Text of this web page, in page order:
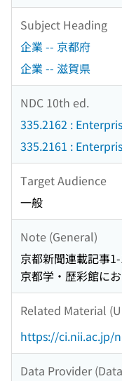
Subject Heading
企業 -- 京都府
企業 -- 滋賀県
NDC 10th ed.
335.2162 :
335.2161 :
Target Audience
一般
Note (General)
京都新聞連載記事
京都学・歴彩館に
Related Material
https://ci.nii.ac.jp/
Data Provider